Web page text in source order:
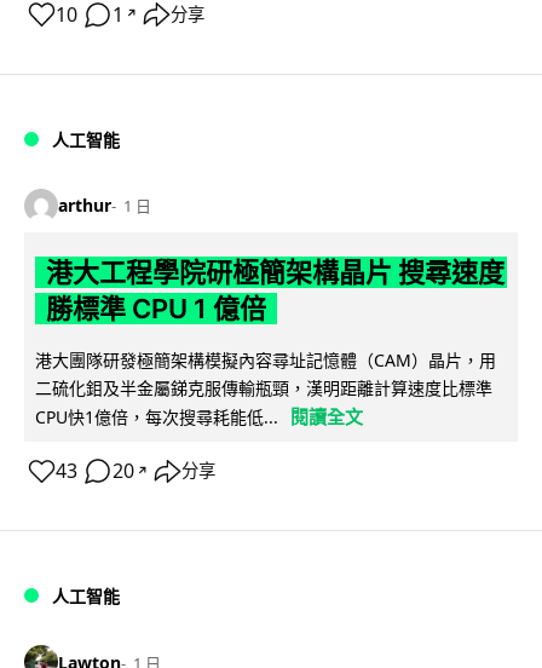
10 1 ↗ 分享
人工智能
arthur 1 日
港大工程學院研極簡架構晶片 搜尋速度
勝標準 CPU 1 億倍
港大團隊研發極簡架構模擬內容尋址記憶體（CAM）晶片，用
二硫化鉬及半金屬銻克服傳輸瓶頸，漢明距離計算速度比標準
CPU快1億倍，每次搜尋耗能低...
閱讀全文
43 20 ↗ 分享
人工智能
Lawton 1 日